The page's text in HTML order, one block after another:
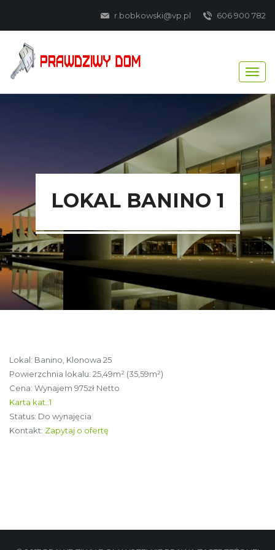
r.bobkowski@vp.pl 606 900 782
LOKAL BANINO 1
Lokal: Banino, Klonowa 25
Powierzchnia lokalu: 25,49m² (35,59m²)
Cena: Wynajem 975zł Netto
Karta kat.:1
Status: Do wynajęcia
Kontakt: Zapytaj o ofertę